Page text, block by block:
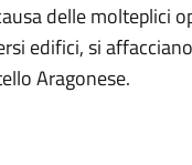
delle molteplici
edifici, si
Aragonese.